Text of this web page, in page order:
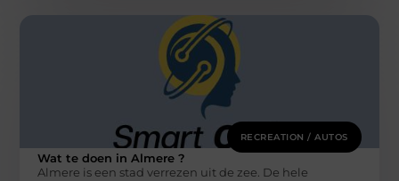
RECREATION / AUTOS
Wat te doen in Almere ?
Almere is een stad verrezen uit de zee. De hele